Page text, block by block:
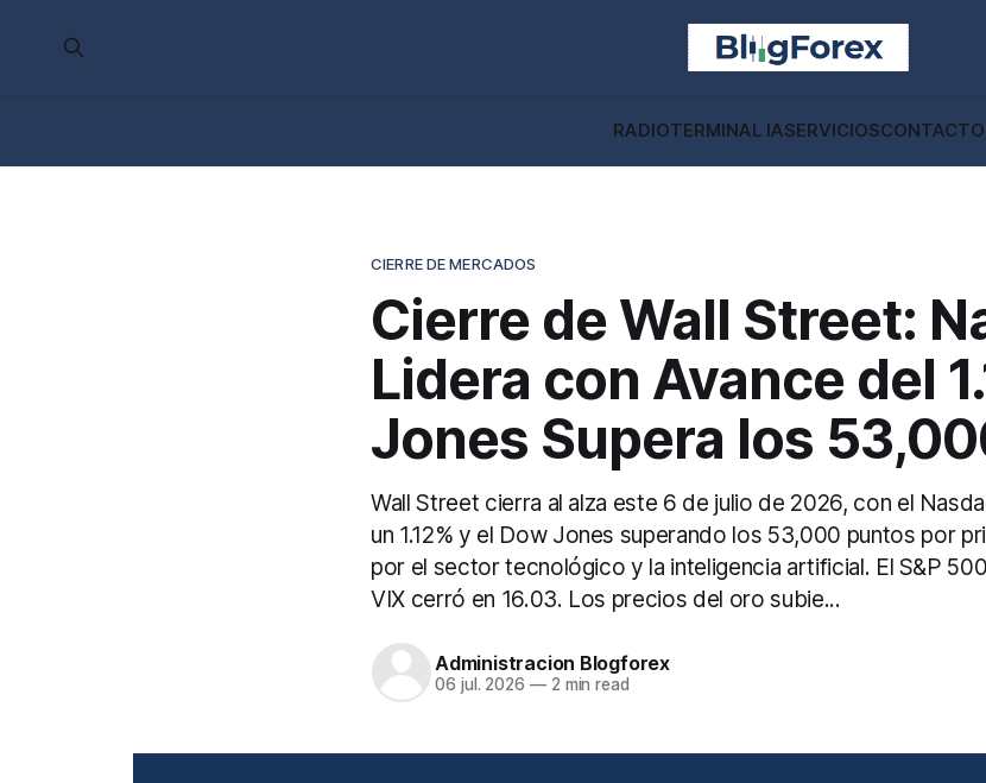
RADIOTERMINAL IASERVICIOSCONTACTO
CIERRE DE MERCADOS
Cierre de Wall Street:
Lidera con Avance del
Jones Supera los
Wall Street cierra al alza este 6 de julio de 2026, con el
un 1.12% y el Dow Jones superando los 53,000 puntos por
por el sector tecnológico y la inteligencia artificial. El S&P
VIX cerró en 16.03. Los precios del oro subie...
Administracion Blogforex
06 jul. 2026 —2 min read